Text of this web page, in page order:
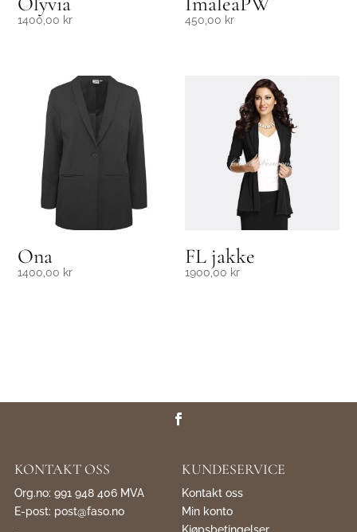
1400,00 kr 450,00 kr
Ona
1400,00 kr
FL jakke
1900,00 kr
KONTAKT OSS
Org.no: 991 948 406 MVA
E-post: post@faso.no
KUNDESERVICE
Kontakt oss
Min konto